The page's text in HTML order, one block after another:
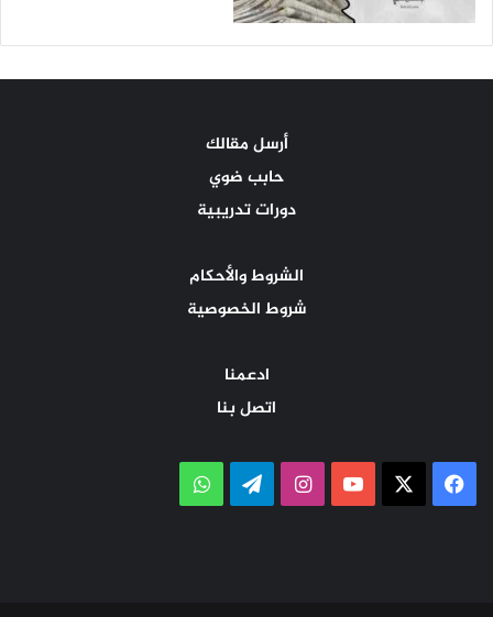
أرسل مقالك
حابب ضوي
دورات تدريبية
الشروط والأحكام
شروط الخصوصية
ادعمنا
اتصل بنا
فيسبوك ‫YouTubeانستقرامتيلقرامواتساب